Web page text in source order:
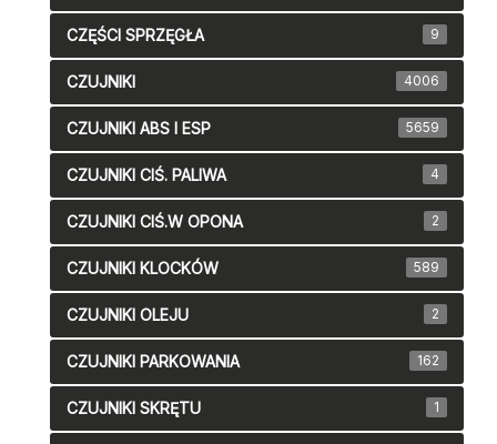
CZĘŚCI SPRZĘGŁA 9
CZUJNIKI 4006
CZUJNIKI ABS I ESP 5659
CZUJNIKI CIŚ. PALIWA 4
CZUJNIKI CIŚ.W OPONA 2
CZUJNIKI KLOCKÓW 589
CZUJNIKI OLEJU 2
CZUJNIKI PARKOWANIA 162
CZUJNIKI SKRĘTU 1